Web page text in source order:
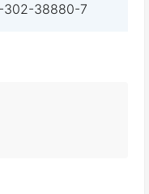
302-38880-7